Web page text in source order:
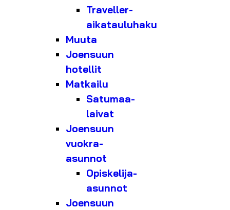
Traveller-
aikatauluhaku
Muuta
Joensuun
hotellit
Matkailu
Satumaa-
laivat
Joensuun
vuokra-
asunnot
Opiskelija-
asunnot
Joensuun